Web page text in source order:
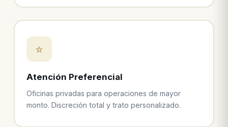
⭐
Atención Preferencial
Oficinas privadas para operaciones de mayor
monto. Discreción total y trato personalizado.